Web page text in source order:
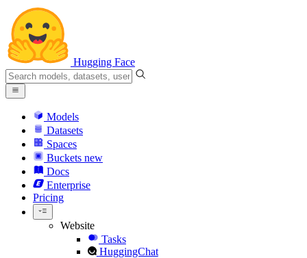
Hugging Face
Models
Datasets
Spaces
Buckets new
Docs
Enterprise
Pricing
Website
Tasks
HuggingChat